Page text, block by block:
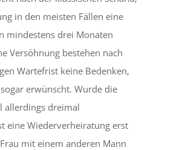
in den meisten Fällen eine
mindestens drei Monaten
Versöhnung bestehen nach
Wartefrist keine Bedenken,
erwünscht. Wurde die
allerdings dreimal
eine Wiederverheiratung erst
mit einem anderen Mann